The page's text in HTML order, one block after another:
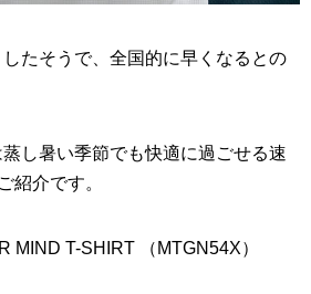
たそうで、全国的に早くなるとの
し暑い季節でも快適に過ごせる速
紹介です。
MIND T-SHIRT （MTGN54X）